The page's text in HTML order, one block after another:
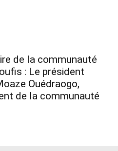
de la communauté
: Le président
Ouédraogo,
de la communauté